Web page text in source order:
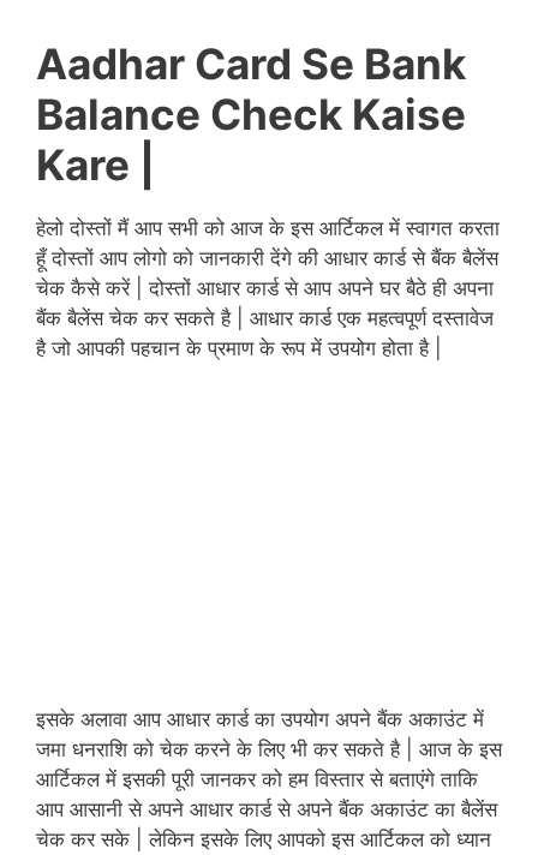
Aadhar Card Se Bank
Balance Check Kaise
Kare |
हेलो दोस्तों मैं आप सभी को आज के इस आर्टिकल में स्वागत करता
हूँ दोस्तों आप लोगो को जानकारी देंगे की आधार कार्ड से बैंक बैलेंस
चेक कैसे करें | दोस्तों आधार कार्ड से आप अपने घर बैठे ही अपना
बैंक बैलेंस चेक कर सकते है | आधार कार्ड एक महत्वपूर्ण दस्तावेज
है जो आपकी पहचान के प्रमाण के रूप में उपयोग होता है |
इसके अलावा आप आधार कार्ड का उपयोग अपने बैंक अकाउंट में
जमा धनराशि को चेक करने के लिए भी कर सकते है | आज के इस
आर्टिकल में इसकी पूरी जानकर को हम विस्तार से बताएंगे ताकि
आप आसानी से अपने आधार कार्ड से अपने बैंक अकाउंट का बैलेंस
चेक कर सके | लेकिन इसके लिए आपको इस आर्टिकल को ध्यान